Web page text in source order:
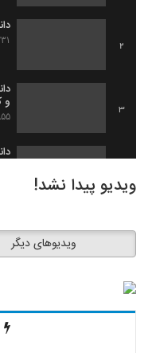
2
3 و
۴,۸۵۵
ویدیو پیدا نشد!
ویدیوهای دیگر